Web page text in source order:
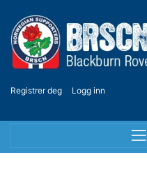
Registrer deg Logg inn